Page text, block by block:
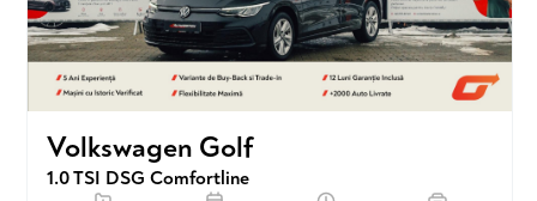
Volkswagen Golf
1.0 TSI DSG Comfortline